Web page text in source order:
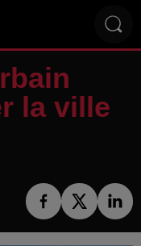
la ville